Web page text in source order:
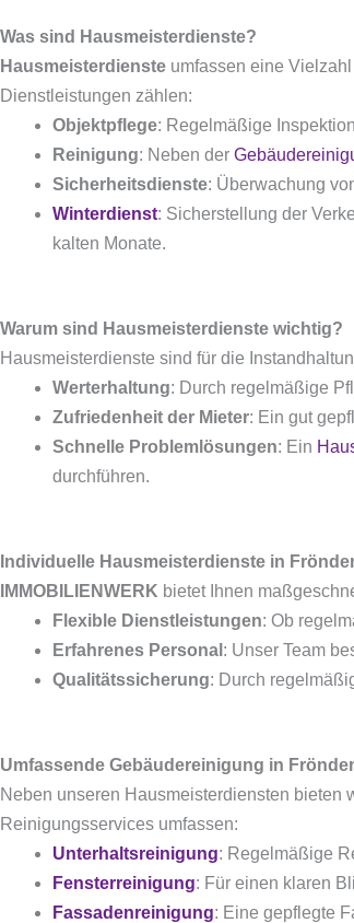
Was sind Hausmeisterdienste?
Hausmeisterdienste umfassen eine
Dienstleistungen zählen:
Objektpflege: Regelmäßige
Reinigung: Neben der
Sicherheitsdienste: Überwachung
Winterdienst: Sicherstellung der
kalten Monate.
Warum sind Hausmeisterdienste wichtig?
Hausmeisterdienste sind für die
Werterhaltung: Durch regelmäßige
Zufriedenheit der Mieter: Ein gut
Schnelle Problemlösungen: Ein
durchführen.
Individuelle Hausmeisterdienste in
IMMOBILIENWERK bietet Ihnen
Flexible Dienstleistungen: Ob
Erfahrenes Personal : Unser Team
Qualitätssicherung: Durch
Umfassende Gebäudereinigung in
Neben unseren Hausmeisterdiensten bieten
Reinigungsservices umfassen:
Unterhaltsreinigung: Regelmäßige
Fensterreinigung: Für einen klaren
Fassadenreinigung: Eine gepflegte